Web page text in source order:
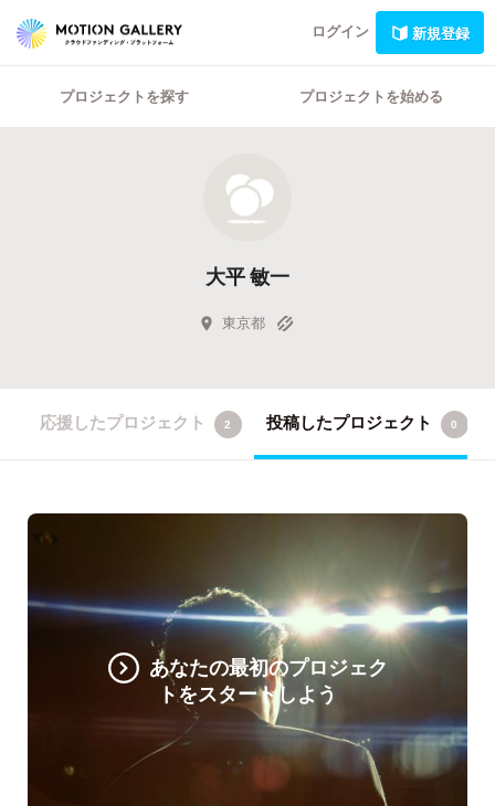
ログイン 新規登録
プロジェクトを探す プロジェクトを始める
大平 敏一
東京都
応援したプロジェクト 2 投稿したプロジェクト 0
あなたの最初のプロジェク
トをスタートしよう